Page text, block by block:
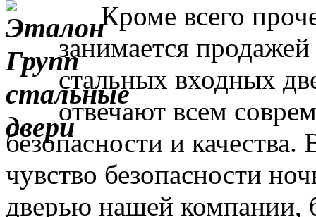
Кроме всего
занимается
стальных входных
отвечают всем
безопасности и
чувство безопасности
дверью нашей компании,